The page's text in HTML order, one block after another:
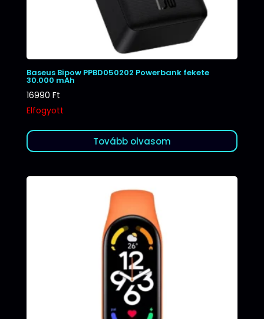
Baseus Bipow PPBD050202 Powerbank fekete
30.000 mAh
16990 Ft
Elfogyott
Tovább olvasom